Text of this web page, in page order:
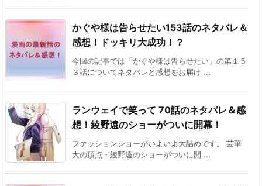
かぐや様は告らせたい153話のネタバレ＆
感想！ドッキリ大成功！？
今回の記事では「かぐや様は告らせたい」の第１５
３話についてネタバレと感想をお届け ...
ランウェイで笑って 70話のネタバレ＆感
想！綾野遠のショーがついに開幕！
ファッションショーがいよいよ大詰めです。 芸華
大の頂点・綾野遠のショーがついに開 ...